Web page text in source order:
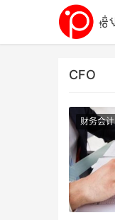
CFO
财务会计